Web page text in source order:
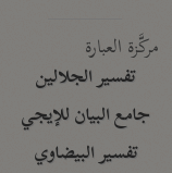
مركَّزة العبارة
تفسير الجلالين
جامع البيان للإيجي
تفسير البيضاوي